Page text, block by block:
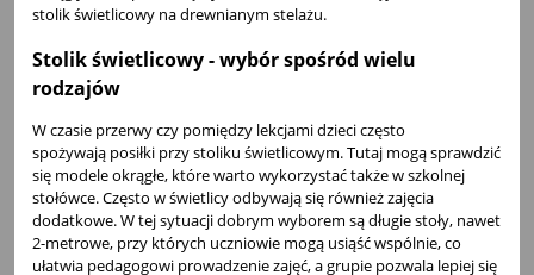
stolik świetlicowy na drewnianym stelażu.
Stolik świetlicowy - wybór spośród wielu
rodzajów
W czasie przerwy czy pomiędzy lekcjami dzieci często
spożywają posiłki przy stoliku świetlicowym. Tutaj mogą sprawdzić
się modele okrągłe, które warto wykorzystać także w szkolnej
stołówce. Często w świetlicy odbywają się również zajęcia
dodatkowe. W tej sytuacji dobrym wyborem są długie stoły, nawet
2-metrowe, przy których uczniowie mogą usiąść wspólnie, co
ułatwia pedagogowi prowadzenie zajęć, a grupie pozwala lepiej się